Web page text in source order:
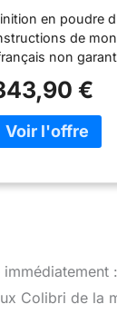
en poudre
de
non
des conditions
produits
par âge et la
€
Colibri de